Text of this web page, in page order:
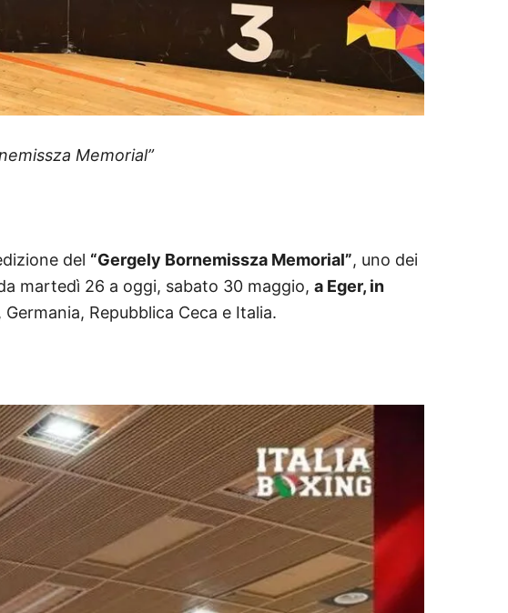
Memorial”
del “Gergely Bornemissza Memorial”, uno dei
martedì 26 a oggi, sabato 30 maggio, a Eger, in
Germania, Repubblica Ceca e Italia.